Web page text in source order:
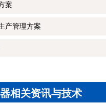
案
产管理方案
相关资讯与技术